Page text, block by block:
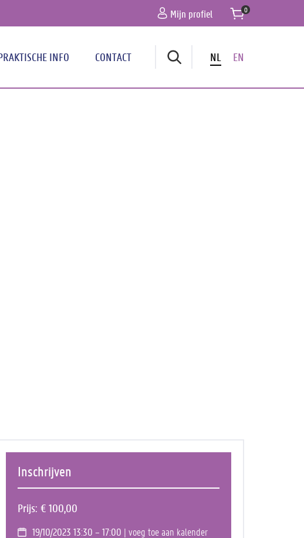
Mijn profiel
INFO CONTACT NL EN
Inschrijven
Prijs € 100,00
19/10/2023 13:30 – 17:00 | voeg toe aan kalender